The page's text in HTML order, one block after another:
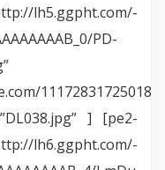
PD-
] [pe2-